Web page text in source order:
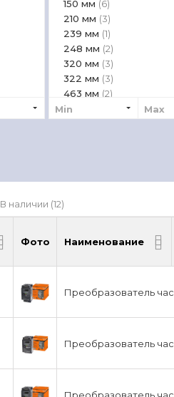
150 мм (6)
210 мм (3)
239 мм (1)
248 мм (2)
320 мм (3)
322 мм (3)
463 мм (2)
510 мм
Min Max
В наличии (12)
Фото Наименование
Фото Наименование
Преобразователь
Преобразователь